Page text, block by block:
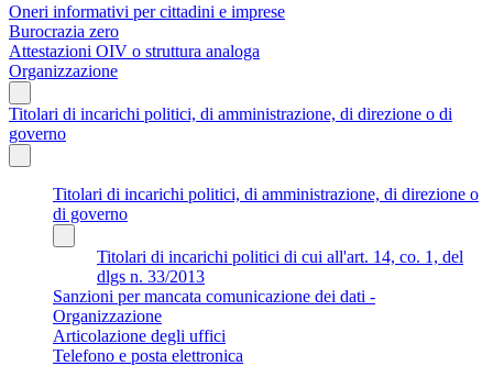
Oneri informativi per cittadini e imprese
Burocrazia zero
Attestazioni OIV o struttura analoga
Organizzazione
Titolari di incarichi politici, di amministrazione, di direzione o di
governo
Titolari di incarichi politici, di amministrazione, di direzione o
di governo
Titolari di incarichi politici di cui all'art. 14, co. 1, del
dlgs n. 33/2013
Sanzioni per mancata comunicazione dei dati -
Organizzazione
Articolazione degli uffici
Telefono e posta elettronica